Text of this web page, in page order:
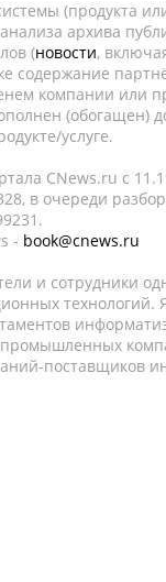
(продукта
архива
(новости,
содержание
компании или
(обогащен)
услуге.
CNews.ru c
в очереди
- book@cnews.ru
и сотрудники
промышленных
поставщиков